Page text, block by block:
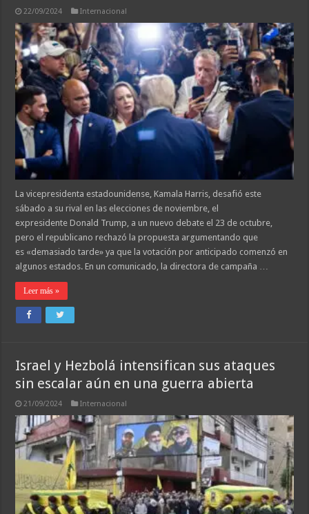
22/09/2024 Internacional
La vicepresidenta estadounidense, Kamala Harris, desafió este
sábado a su rival en las elecciones de noviembre, el
expresidente Donald Trump, a un nuevo debate el 23 de octubre,
pero el republicano rechazó la propuesta argumentando que
es «demasiado tarde» ya que la votación por anticipado comenzó en
algunos estados. En un comunicado, la directora de campaña …
Leer más »
Israel y Hezbolá intensifican sus ataques
sin escalar aún en una guerra abierta
21/09/2024 Internacional